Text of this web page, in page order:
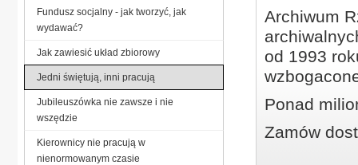
Archiwum
od 1993
Ponad
Zamów
Fundusz socjalny - jak tworzyć, jak
wydawać?
Jak zawiesić układ zbiorowy
Jedni świętują, inni pracują
Jubileuszówka nie zawsze i nie
wszędzie
Kierownicy nie pracują w
nienormowanym czasie